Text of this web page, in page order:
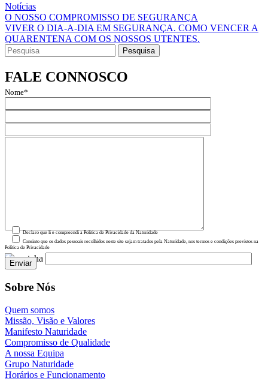
Notícias
Navegação
de
artigos
O NOSSO COMPROMISSO DE SEGURANÇA
VIVER O DIA-A-DIA EM SEGURANÇA. COMO VENCER A
QUARENTENA COM OS NOSSOS UTENTES.
Search
for:
FALE CONNOSCO
Nome*
Declaro que li e compreendi a Política de Privacidade da Naturidade
Consinto que os dados pessoais recolhidos neste site sejam tratados pela Naturidade, nos termos e condições previstos na
Política de Privacidade
Sobre Nós
Quem somos
Missão, Visão e Valores
Manifesto Naturidade
Compromisso de Qualidade
A nossa Equipa
Grupo Naturidade
Horários e Funcionamento